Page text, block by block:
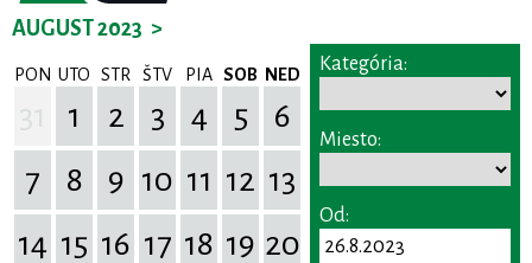
AUGUST 2023 >
PON UTO STR ŠTV PIA SOB NED
1 2 3 4 5
6
7
8 9 10 11 12 13
14 15 16 17 18 19 20
Kategória:
Miesto:
Od: